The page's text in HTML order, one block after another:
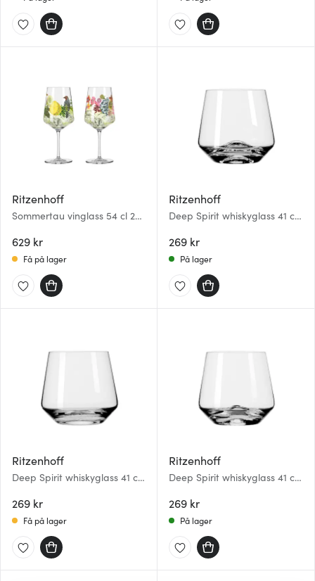
Ritzenhoff
Sommertau vinglass 54 cl 2
629 kr
Få på lager
Ritzenhoff
Deep Spirit whiskyglass 41 cl
269 kr
På lager
Ritzenhoff
Deep Spirit whiskyglass 41 cl
269 kr
Få på lager
Ritzenhoff
Deep Spirit whiskyglass 41 cl
269 kr
På lager